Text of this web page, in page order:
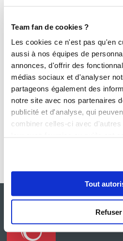
Team fan de cookies ?
Les cookies ce n'est pas qu'en
aussi à nos équipes de
annonces, d'offrir des
médias sociaux et d'analyser
partageons également des
notre site avec nos partenaires
publicité et d'analyse, qui
combiner celles-ci avec
Tout
Refuser